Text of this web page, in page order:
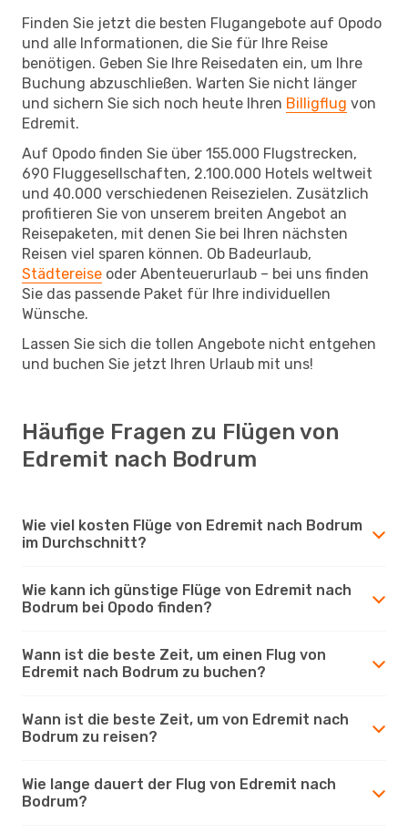
Finden Sie jetzt die besten Flugangebote auf Opodo
und alle Informationen, die Sie für Ihre Reise
benötigen. Geben Sie Ihre Reisedaten ein, um Ihre
Buchung abzuschließen. Warten Sie nicht länger
und sichern Sie sich noch heute Ihren Billigflug von
Edremit.
Auf Opodo finden Sie über 155.000 Flugstrecken,
690 Fluggesellschaften, 2.100.000 Hotels weltweit
und 40.000 verschiedenen Reisezielen. Zusätzlich
profitieren Sie von unserem breiten Angebot an
Reisepaketen, mit denen Sie bei Ihren nächsten
Reisen viel sparen können. Ob Badeurlaub,
Städtereise oder Abenteuerurlaub – bei uns finden
Sie das passende Paket für Ihre individuellen
Wünsche.
Lassen Sie sich die tollen Angebote nicht entgehen
und buchen Sie jetzt Ihren Urlaub mit uns!
Häufige Fragen zu Flügen von
Edremit nach Bodrum
Wie viel kosten Flüge von Edremit nach Bodrum
im Durchschnitt?
Wie kann ich günstige Flüge von Edremit nach
Bodrum bei Opodo finden?
Wann ist die beste Zeit, um einen Flug von
Edremit nach Bodrum zu buchen?
Wann ist die beste Zeit, um von Edremit nach
Bodrum zu reisen?
Wie lange dauert der Flug von Edremit nach
Bodrum?